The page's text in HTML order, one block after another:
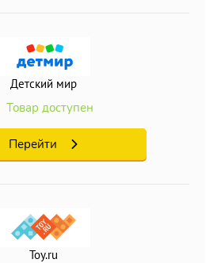
Детский мир
Товар доступен
Перейти
Toy.ru